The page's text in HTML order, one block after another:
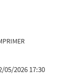
05/2026 17:30